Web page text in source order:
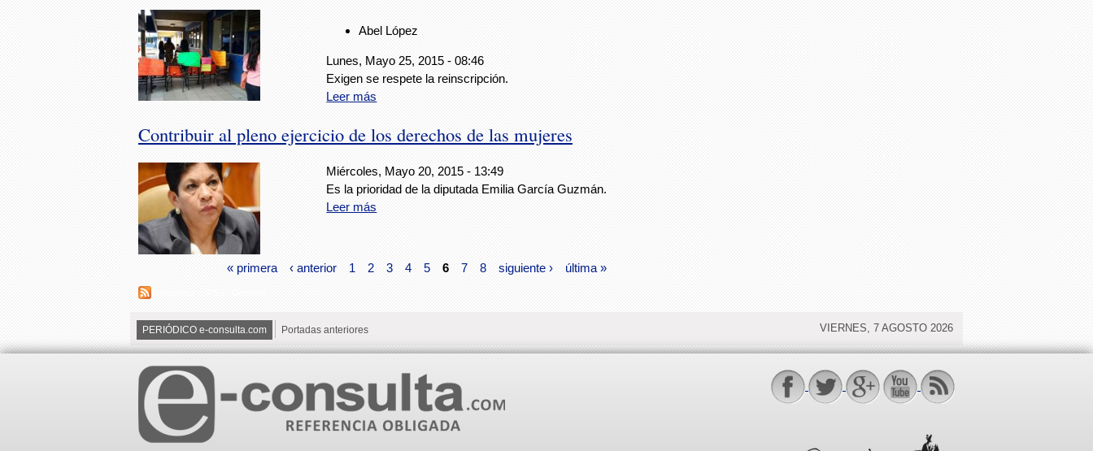
Abel López
Lunes, Mayo 25, 2015 - 08:46
Exigen se respete la reinscripción.
Leer más
Contribuir al pleno ejercicio de los derechos de las mujeres
Miércoles, Mayo 20, 2015 - 13:49
Es la prioridad de la diputada Emilia García Guzmán.
Leer más
« primera ‹ anterior 1 2 3 4 5 6 7 8 siguiente › última »
PERIÓDICO e-consulta.com Portadas anteriores VIERNES, 7 AGOSTO 2026